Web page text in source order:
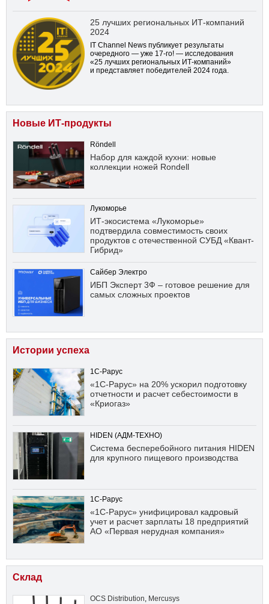
25 лучших региональных ИТ-компаний
2024
IT Channel News публикует результаты
очередного — уже 17-го! — исследования
«25 лучших региональных ИТ-компаний»
и представляет победителей 2024 года.
Новые ИТ-продукты
Röndell
Набор для каждой кухни: новые
коллекции ножей Rondell
Лукоморье
ИТ-экосистема «Лукоморье»
подтвердила совместимость своих
продуктов с отечественной СУБД «Квант-
Гибрид»
Сайбер Электро
ИБП Эксперт 3Ф – готовое решение для
самых сложных проектов
Истории успеха
1С-Рарус
«1С-Рарус» на 20% ускорил подготовку
отчетности и расчет себестоимости в
«Криогаз»
HIDEN (АДМ-ТЕХНО)
Система бесперебойного питания HIDEN
для крупного пищевого производства
1С-Рарус
«1С-Рарус» унифицировал кадровый
учет и расчет зарплаты 18 предприятий
АО «Первая нерудная компания»
Склад
OCS Distribution Mercusys